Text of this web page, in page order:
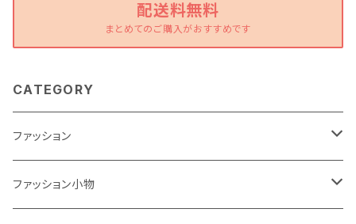
配送料無料
まとめてのご購入がおすすめです
CATEGORY
ファッション
ワンピース
ファッション小物